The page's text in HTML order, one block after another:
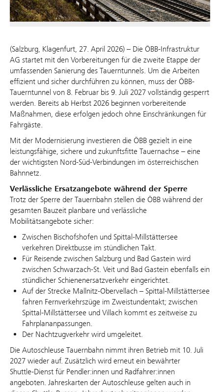
(Salzburg, Klagenfurt, 27. April 2026) – Die ÖBB-Infrastruktur
AG startet mit den Vorbereitungen für die zweite Etappe der
umfassenden Sanierung des Tauerntunnels. Um die Arbeiten
effizient und sicher durchführen zu können, muss der ÖBB-
Tauerntunnel von 8. Februar bis 9. Juli 2027 vollständig gesperrt
werden. Bereits ab Herbst 2026 beginnen vorbereitende
Maßnahmen, diese erfolgen jedoch ohne Einschränkungen für
Fahrgäste.
Mit der Modernisierung investieren die ÖBB gezielt in eine
leistungsfähige, sichere und zukunftsfitte Tauernachse – eine
der wichtigsten Nord‑Süd‑Verbindungen im österreichischen
Bahnnetz.
Verlässliche Ersatzangebote während der Sperre
Trotz der Sperre der Tauernbahn stellen die ÖBB während der
gesamten Bauzeit planbare und verlässliche
Mobilitätsangebote sicher:
Zwischen Bischofshofen und Spittal-Millstättersee
verkehren Direktbusse im stündlichen Takt.
Für Reisende zwischen Salzburg und Bad Gastein wird
zwischen Schwarzach-St. Veit und Bad Gastein ebenfalls ein
stündlicher Schienenersatzverkehr eingerichtet.
Auf der Strecke Mallnitz-Obervellach – Spittal-Millstättersee
fahren Fernverkehrszüge im Zweistundentakt; zwischen
Spittal-Millstättersee und Villach kommt es zeitweise zu
Fahrplananpassungen.
Der Nachtzugverkehr wird umgeleitet.
Die Autoschleuse Tauernbahn nimmt ihren Betrieb mit 10. Juli
2027 wieder auf. Zusätzlich wird erneut ein bewährter
Shuttle‑Dienst für Pendler:innen und Radfahrer:innen
angeboten. Jahreskarten der Autoschleuse gelten auch in